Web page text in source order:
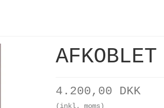
AFKOBLET
4.200,00 DKK
(inkl. moms)